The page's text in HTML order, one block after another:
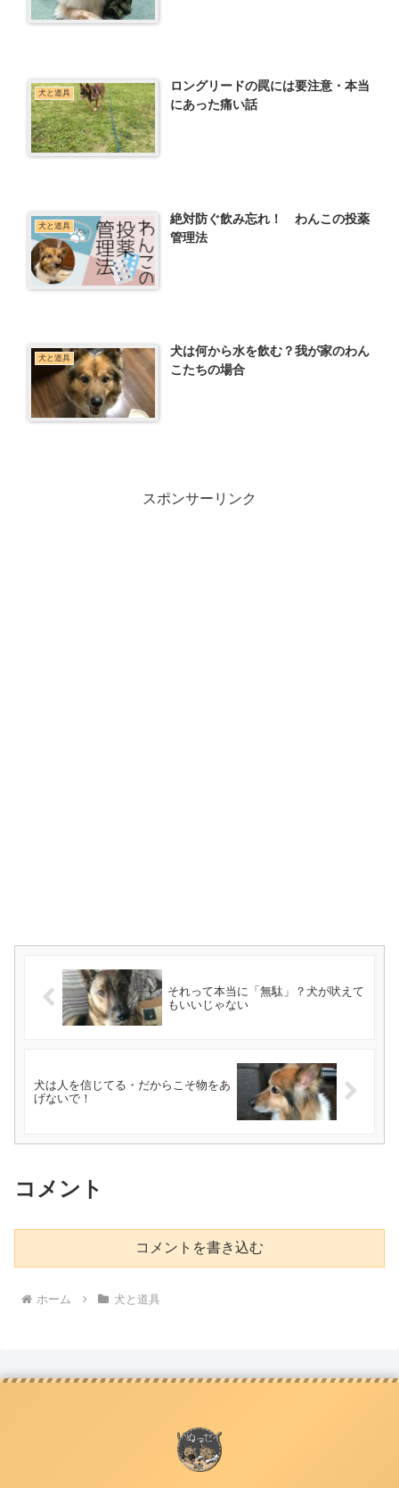
犬と道具
ロングリードの罠には要注意・本当
にあった痛い話
犬と道具
絶対防ぐ飲み忘れ！ わんこの投薬
管理法
犬と道具
犬は何から水を飲む？我が家のわん
こたちの場合
スポンサーリンク
それって本当に「無駄」？犬が吠えて
もいいじゃない
犬は人を信じてる・だからこそ物をあ
げないで！
コメント
コメントを書き込む
ホーム 犬と道具